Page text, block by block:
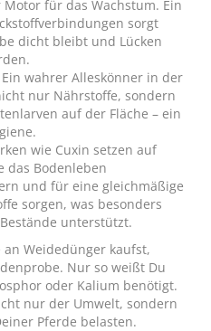
Motor für das Wachstum. Ein
sorgt
dicht bleibt und Lücken
Ein wahrer Alleskönner in der
nur Nährstoffe, sondern
auf der Fläche – ein
wie Cuxin setzen auf
das Bodenleben
und für eine gleichmäßige
sorgen, was besonders
unterstützt.
Weidedünger kaufst,
Nur so weißt Du
oder Kalium benötigt.
nur der Umwelt, sondern
Pferde belasten.